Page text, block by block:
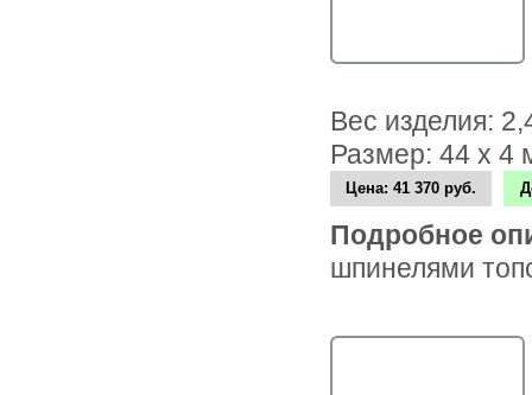
Вес изделия:
Размер: 44 х 4
Цена:41 370 руб.
Подробное
шпинелями